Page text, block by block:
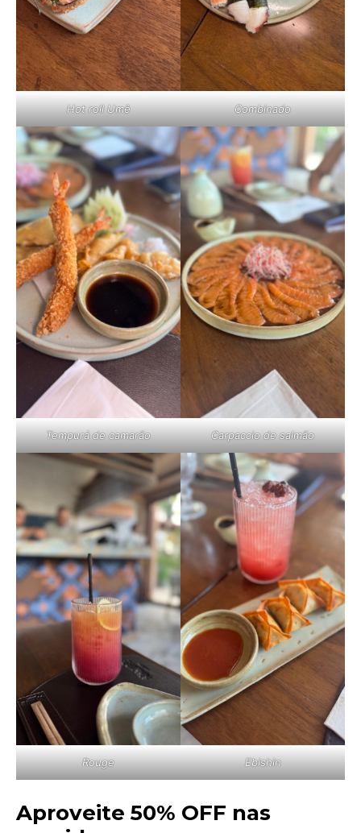
Hot roll Umê Combinado
Tempurá de camarão Carpaccio de salmão
Rouge Ebishin
Aproveite 50% OFF nas